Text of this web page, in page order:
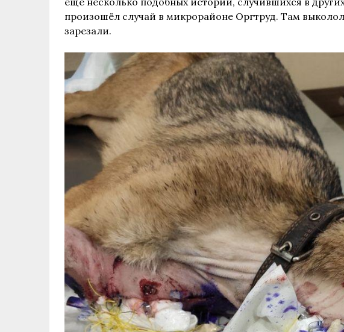
произошёл случай в микрорайоне Оргтруд. Там
зарезали.